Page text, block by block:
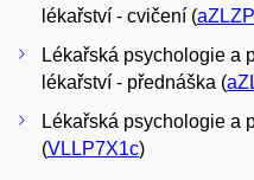
lékařství - cvičení (
Lékařská psychologie a
lékařství - přednáška (
Lékařská psychologie a
(VLLP7X1c)